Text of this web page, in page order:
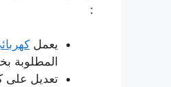
:
يعمل
المطلوبة
تعديل على